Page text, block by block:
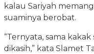
kalau Sariyah
suaminya berobat.
“Ternyata, sama
dikasih,” kata Slamet